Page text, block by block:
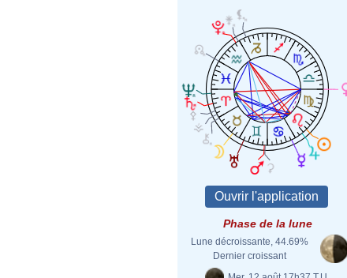
Phase de la lune
Lune décroissante, 44.69%
Dernier croissant